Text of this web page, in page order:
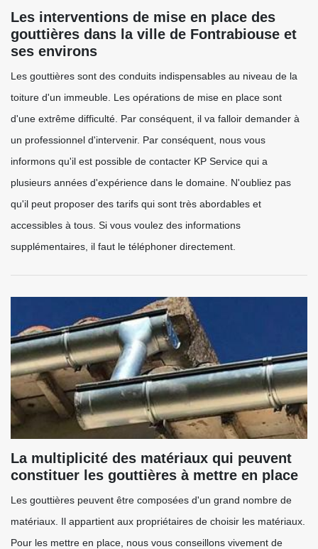
Les interventions de mise en place des
gouttières dans la ville de Fontrabiouse et
ses environs
Les gouttières sont des conduits indispensables au niveau de la
toiture d'un immeuble. Les opérations de mise en place sont
d'une extrême difficulté. Par conséquent, il va falloir demander à
un professionnel d'intervenir. Par conséquent, nous vous
informons qu'il est possible de contacter KP Service qui a
plusieurs années d'expérience dans le domaine. N'oubliez pas
qu'il peut proposer des tarifs qui sont très abordables et
accessibles à tous. Si vous voulez des informations
supplémentaires, il faut le téléphoner directement.
La multiplicité des matériaux qui peuvent
constituer les gouttières à mettre en place
Les gouttières peuvent être composées d'un grand nombre de
matériaux. Il appartient aux propriétaires de choisir les matériaux.
Pour les mettre en place, nous vous conseillons vivement de